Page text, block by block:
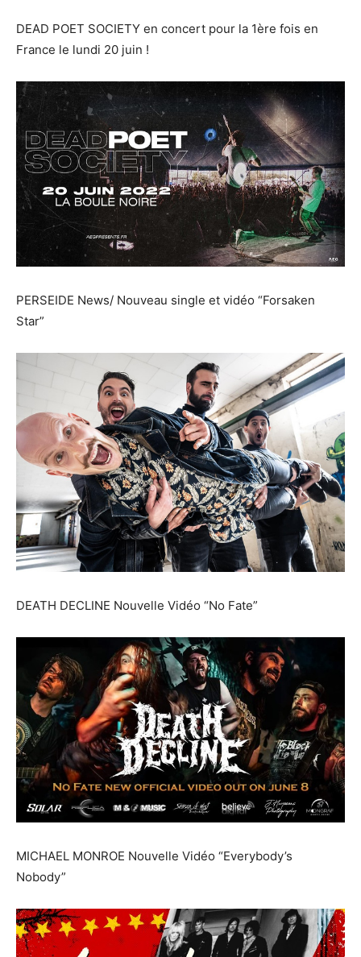
DEAD POET SOCIETY en concert pour la 1ère fois en
France le lundi 20 juin !
PERSEIDE News/ Nouveau single et vidéo “Forsaken
Star”
DEATH DECLINE Nouvelle Vidéo “No Fate”
MICHAEL MONROE Nouvelle Vidéo “Everybody’s
Nobody”